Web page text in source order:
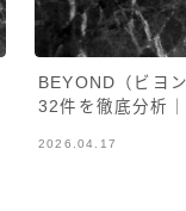
BEYOND（ビヨ
32件を徹底分析
2026.04.17